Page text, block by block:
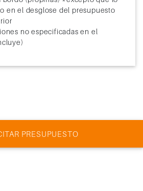
en el desglose del presupuesto
no especificadas en el
PRESUPUESTO